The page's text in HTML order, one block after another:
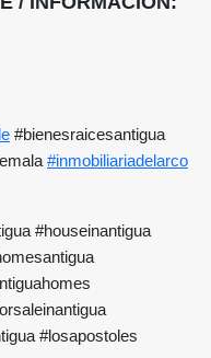
#bienesraicesantigua
#inmobiliariadelarco
#houseinantigua
#losapostoles